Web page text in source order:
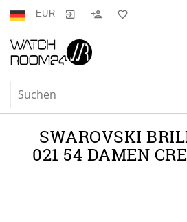
EUR
SWAROVSKI
021 54 DAMEN